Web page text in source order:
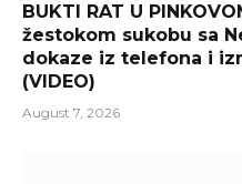
BUKTI RAT U
žestokom sukobu sa
dokaze iz telefona i
(VIDEO)
August 7, 2026